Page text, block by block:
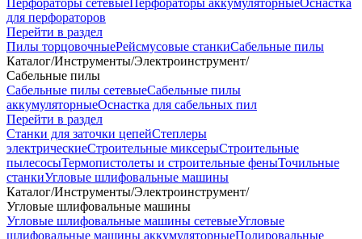
Перфораторы сетевыеПерфораторы аккумуляторныеОснастка
для перфораторов
Перейти в раздел
Пилы торцовочныеРейсмусовые станкиСабельные пилы
Каталог/Инструменты/Электроинструмент/
Сабельные пилы
Сабельные пилы сетевыеСабельные пилы
аккумуляторныеОснастка для сабельных пил
Перейти в раздел
Станки для заточки цепейСтеплеры
электрическиеСтроительные миксерыСтроительные
пылесосыТермопистолеты и строительные феныТочильные
станкиУгловые шлифовальные машины
Каталог/Инструменты/Электроинструмент/
Угловые шлифовальные машины
Угловые шлифовальные машины сетевыеУгловые
шлифовальные машины аккумуляторныеПолировальные